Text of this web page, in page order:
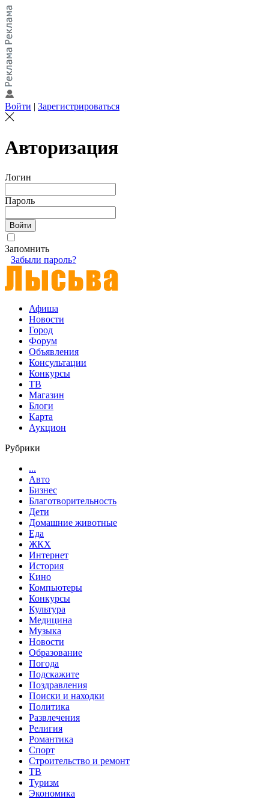
Войти | Зарегистрироваться
Авторизация
Логин
Пароль
Запомнить
Забыли пароль?
Афиша
Новости
Город
Форум
Объявления
Консультации
Конкурсы
ТВ
Магазин
Блоги
Карта
Аукцион
Рубрики
...
Авто
Бизнес
Благотворительность
Дети
Домашние животные
Еда
ЖКХ
Интернет
История
Кино
Компьютеры
Конкурсы
Культура
Медицина
Музыка
Новости
Образование
Погода
Подскажите
Поздравления
Поиски и находки
Политика
Развлечения
Религия
Романтика
Спорт
Строительство и ремонт
ТВ
Туризм
Экономика